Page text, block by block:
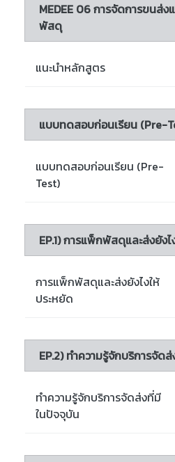
MEDEE 06 การจัดการขนส่
พัสดุ
แนะนำหลักสูตร
แบบทดสอบก่อนเรียน (Pre-
แบบทดสอบก่อนเรียน (Pre-
Test)
EP.1) การแพ็กพัสดุและส่งยัง
การแพ็กพัสดุและส่งยังไงให้
ประหยัด
EP.2) ทำความรู้จักบริการจัด
ทำความรู้จักบริการจัดส่งที่มี
ในปัจจุบัน